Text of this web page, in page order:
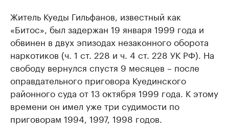
Житель Куеды Гильфанов, известный как
«Битос», был задержан 19 января 1999 года и
обвинен в двух эпизодах незаконного оборота
наркотиков (ч. 1 ст. 228 и ч. 4 ст. 228 УК РФ). На
свободу вернулся спустя 9 месяцев – после
оправдательного приговора Куединского
районного суда от 13 октября 1999 года. К этому
времени он имел уже три судимости по
приговорам 1994, 1997, 1998 годов.